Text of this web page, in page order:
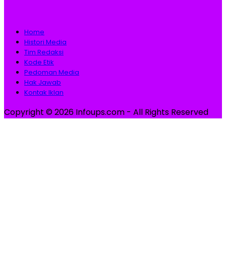
Home
Histori Media
Tim Redaksi
Kode Etik
Pedoman Media
Hak Jawab
Kontak Iklan
Copyright © 2026 Infoups.com - All Rights Reserved